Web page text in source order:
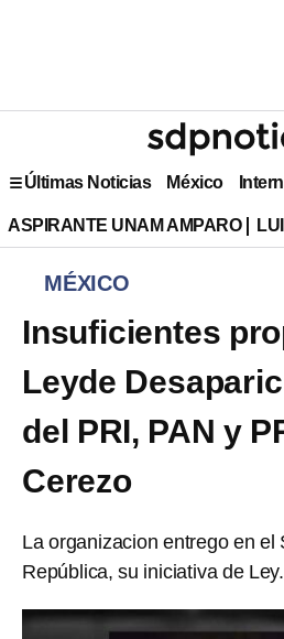
Últimas Noticias México
ASPIRANTE UNAM AMPARO
MÉXICO
Insuficientes
Leyde
del PRI, PAN y
Cerezo
La organizacion entrego en el
República, su iniciativa de Ley.